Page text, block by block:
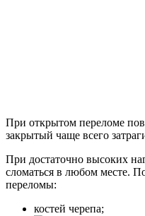
При открытом переломе
закрытый чаще всего
При достаточно высоких
сломаться в любом месте.
переломы:
костей черепа;